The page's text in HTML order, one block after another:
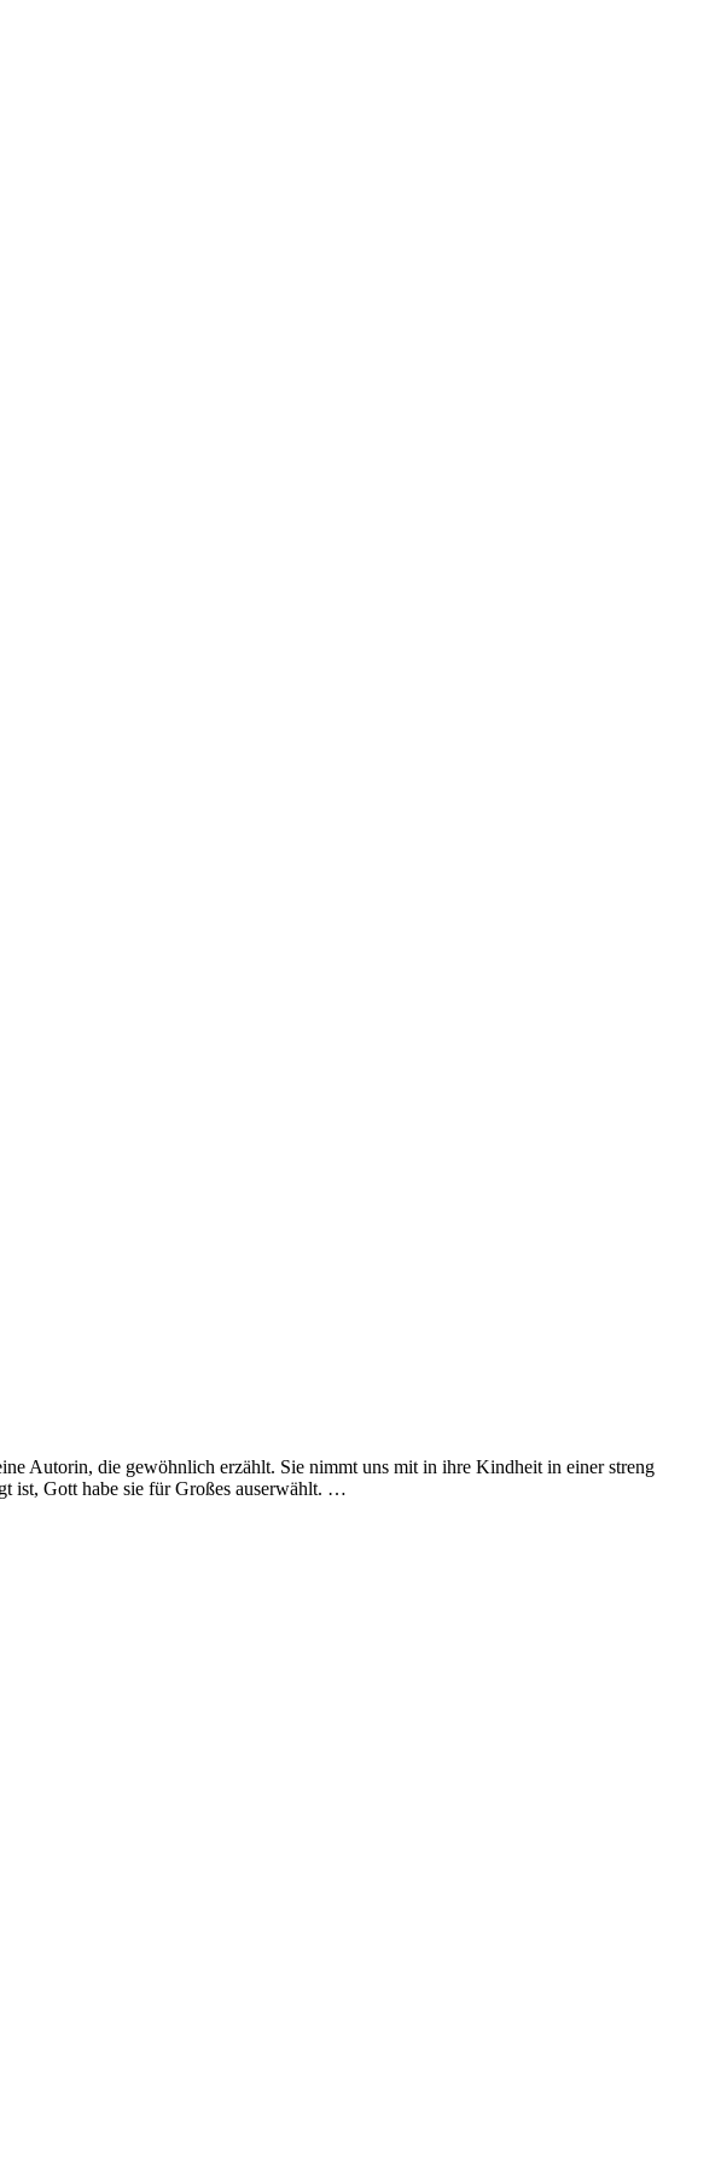
Autorin, die gewöhnlich erzählt. Sie nimmt uns mit in ihre Kindheit in einer streng
ist, Gott habe sie für Großes auserwählt. …